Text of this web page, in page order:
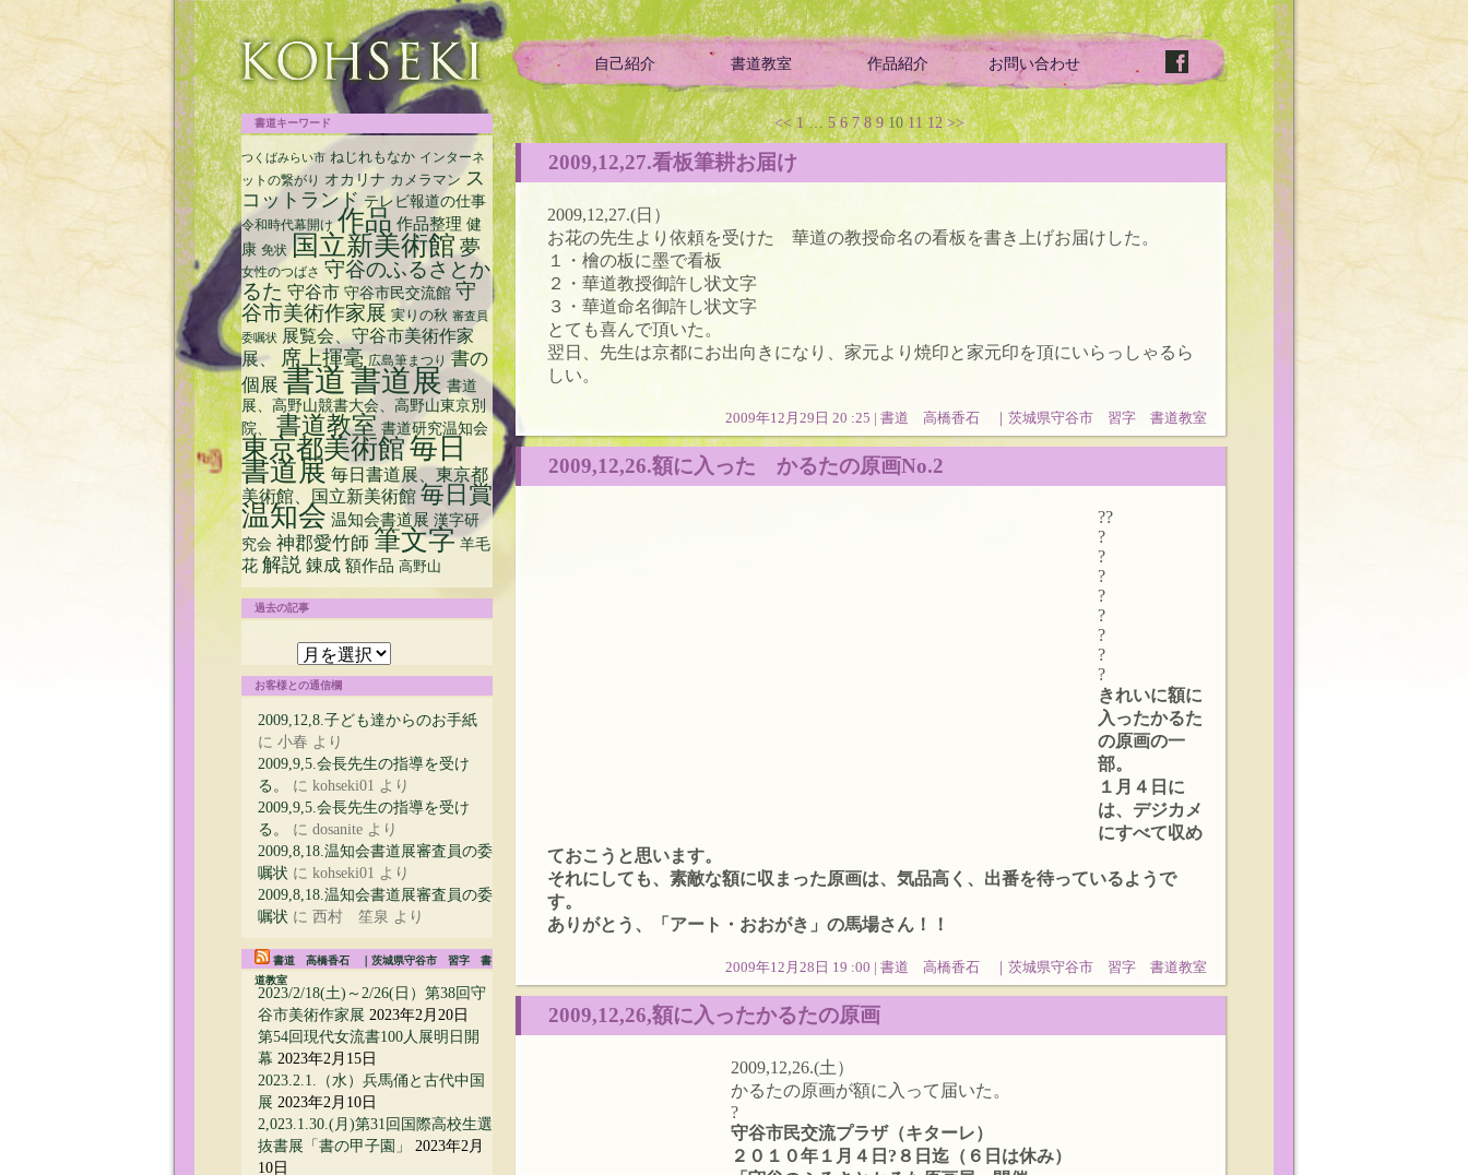
自己紹介 書道教室 作品紹介 お問い合わせ
срочный займ на карту с плохой кредитной историей << 1 … 5 6 7 8 9 10 11 12 >>
2009,12,27.看板筆耕お届け
2009,12,27.(日）
お花の先生より依頼を受けた 華道の教授命名の看板を書き上げお届けした。
１・檜の板に墨で看板
２・華道教授御許し状文字
３・華道命名御許し状文字
とても喜んで頂いた。
翌日、先生は京都にお出向きになり、家元より焼印と家元印を頂にいらっしゃるら
しい。
2009年12月29日 20 :25 | 書道 高橋香石 ｜茨城県守谷市 習字 書道教室
2009,12,26.額に入った かるたの原画No.2
??
?
?
?
?
?
?
?
?
きれいに額に
入ったかるた
の原画の一
部。
１月４日に
は、デジカメ
にすべて収め
ておこうと思います。
それにしても、素敵な額に収まった原画は、気品高く、出番を待っているようで
す。
ありがとう、「アート・おおがき」の馬場さん！！
2009年12月28日 19 :00 | 書道 高橋香石 ｜茨城県守谷市 習字 書道教室
2009,12,26,額に入ったかるたの原画
2009,12,26.(土）
かるたの原画が額に入って届いた。
?
守谷市民交流プラザ（キターレ）
２０１０年１月４日?８日迄（６日は休み）
書道キーワード
つくばみらい市 ねじれもなか インターネ
ットの繋がり オカリナ カメラマン ス
コットランド テレビ報道の仕事
令和時代幕開け 作品 作品整理 健
康 免状 国立新美術館 夢
女性のつばさ 守谷のふるさとか
るた 守谷市 守谷市民交流館 守
谷市美術作家展 実りの秋 審査員
委嘱状
展覧会、守谷市美術作家
展、
席上揮毫 広島筆まつり 書の
個展 書道書道展 書道
展、高野山競書大会、高野山東京別
院、
書道教室 書道研究温知会
東京都美術館毎日
書道展 毎日書道展、東京都
美術館、国立新美術館 毎日賞
温知会 温知会書道展 漢字研
究会 神郡愛竹師 筆文字 羊毛
花 解説 錬成 額作品 高野山
過去の記事
の
記
お客様との通信欄
2009,12,8.子ども達からのお手紙
に 小春 より
2009,9,5.会長先生の指導を受け
る。
に kohseki01 より
2009,9,5.会長先生の指導を受け
る。
に dosanite より
2009,8,18.温知会書道展審査員の委
嘱状 に kohseki01 より
2009,8,18.温知会書道展審査員の委
嘱状 に 西村 笙泉 より
書道 高橋香石 ｜茨城県守谷市 習字 書
道教室
2023/2/18(土)～2/26(日）第38回守
谷市美術作家展 2023年2月20日
第54回現代女流書100人展明日開
幕 2023年2月15日
2023.2.1.（水）兵馬俑と古代中国
展 2023年2月10日
2,023.1.30.(月)第31回国際高校生選
抜書展「書の甲子園」
2023年2月
10日